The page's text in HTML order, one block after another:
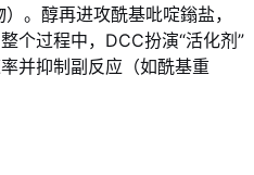
。醇再进攻酰基吡啶鎓盐，
个过程中，DCC扮演“活化剂”
并抑制副反应（如酰基重